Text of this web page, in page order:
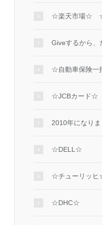
☆楽天市場☆
Giveするから、
☆自動車保険一
☆JCBカード☆
2010年になり
☆DELL☆
☆チューリッ
☆DHC☆